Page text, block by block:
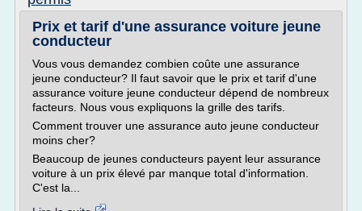
Prix et tarif d'une assurance voiture jeune
conducteur
Vous vous demandez combien coûte une assurance
jeune conducteur? Il faut savoir que le prix et tarif d'une
assurance voiture jeune conducteur dépend de nombreux
facteurs. Nous vous expliquons la grille des tarifs.
Comment trouver une assurance auto jeune conducteur
moins cher?
Beaucoup de jeunes conducteurs payent leur assurance
voiture à un prix élevé par manque total d'information.
C'est la...